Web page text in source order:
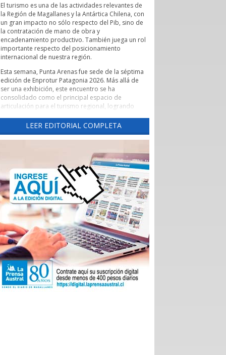
El turismo es una de las actividades relevantes de
la Región de Magallanes y la Antártica Chilena, con
un gran impacto no sólo respecto del Pib, sino de
la contratación de mano de obra y
encadenamiento productivo. También juega un rol
importante respecto del posicionamiento
internacional de nuestra región.
Esta semana, Punta Arenas fue sede de la séptima
edición de Enprotur Patagonia 2026. Más allá de
ser una exhibición, este encuentro se ha
consolidado como el principal espacio de
articulación para el turismo regional, logrando
un entorno de profesionalismo y colaboración.
Lo que realmente otorga un valor estratégico a
catalizador de vínculos comerciales. El evento ha
facilitado de manera excepcional el acceso directo
de hoteles, restaurantes y otros servicios turísticos
-el sector Horeca- a una red diversificada de
proveedores.
Esta dinámica es fundamental para que pequeños
y medianos proveedores, tanto locales como
nacionales, puedan presentar sus innovaciones
directamente a los operadores que definen la
oferta de la temporada 2026-2027.
La feria ha permitido romper las barreras
tradicionales de intermediación. Al habilitar tres
salones de exposición para dar respuesta al alto
interés de los participantes, se generó un
ecosistema donde convivieron distribuidoras
LEER EDITORIAL COMPLETA